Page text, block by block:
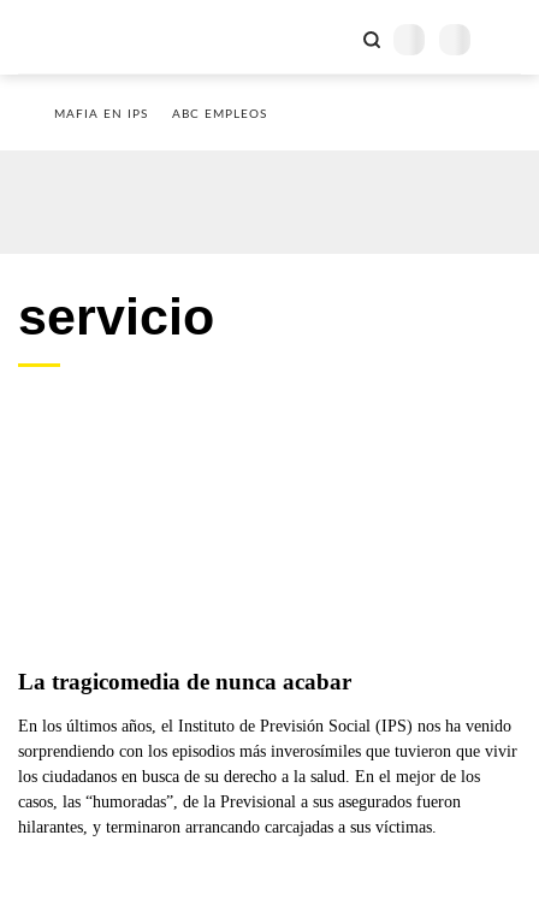
MAFIA EN IPS ABC EMPLEOS
servicio
En los últimos años, el Instituto de Previsión Social (IPS) nos ha venido
sorprendiendo con los episodios más inverosímiles que tuvieron que vivir
los ciudadanos en busca de su derecho a la salud. En el mejor de los
casos, las “humoradas”, de la Previsional a sus asegurados fueron
hilarantes, y terminaron arrancando carcajadas a sus víctimas.